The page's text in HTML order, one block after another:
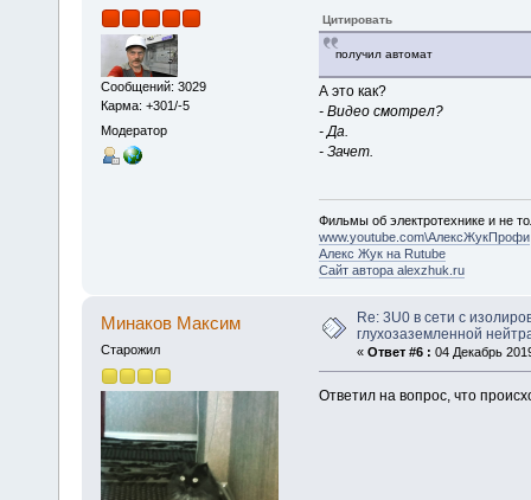
Сообщений: 3029
Карма: +301/-5
Модератор
Цитировать
получил автомат
А это как?
- Видео смотрел?
- Да.
- Зачет.
Фильмы об электротехнике и не
www.youtube.com\АлексЖукПрофи
Алекс Жук на Rutube
Сайт автора alexzhuk.ru
Минаков Максим
Старожил
Re: 3U0 в сети с
глухозаземленной
« Ответ #6 : 04 Декабрь
Ответил на вопрос, что